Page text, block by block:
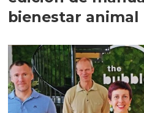
bienestar animal